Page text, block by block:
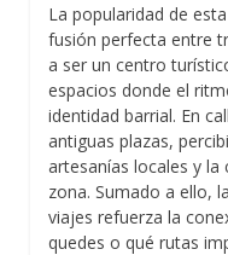
La popularidad de
fusión perfecta entre
a ser un centro
espacios donde el
identidad barrial. En
antiguas plazas,
artesanías locales y la
zona. Sumado a ello,
viajes refuerza la
quedes o qué rutas